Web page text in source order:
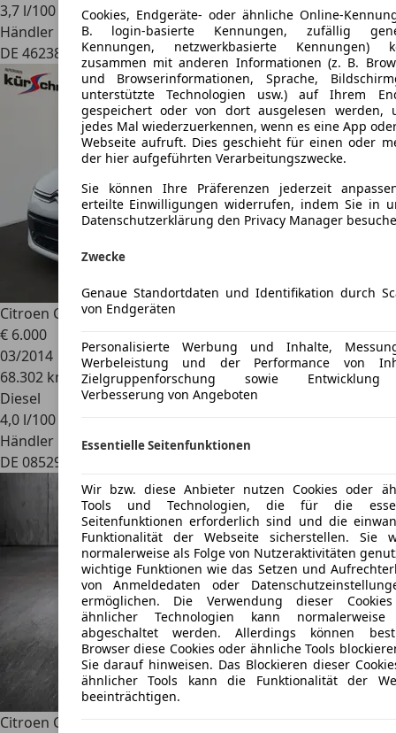
3,7 l/100 km (komb.)
Händler
DE 46238
Bottrop
Citroen C4
Picasso e-HDi 115 Seduction Kupplungsschaden
€ 6.000
03/2014
68.302 km
Diesel
4,0 l/100 km (komb.)
Händler
DE 08529
Citroen C5 Aircross
Cookies, Endgeräte- oder ähnliche Online-
B. login-basierte Kennungen, zufällig
Kennungen, netzwerkbasierte Kennungen)
zusammen mit anderen Informationen (z. B.
und Browserinformationen, Sprache,
unterstützte Technologien usw.) auf Ihrem
gespeichert oder von dort ausgelesen werden,
jedes Mal wiederzuerkennen, wenn es eine App
Webseite aufruft. Dies geschieht für einen oder
der hier aufgeführten Verarbeitungszwecke.
Sie können Ihre Präferenzen jederzeit
erteilte Einwilligungen widerrufen, indem Sie in
Datenschutzerklärung den Privacy Manager
Zwecke
Genaue Standortdaten und Identifikation durch
von Endgeräten
Personalisierte Werbung und Inhalte,
Werbeleistung und der Performance von
Zielgruppenforschung sowie
Verbesserung von Angeboten
Essentielle Seitenfunktionen
Wir bzw. diese Anbieter nutzen Cookies oder
Tools und Technologien, die für die
Seitenfunktionen erforderlich sind und die
Funktionalität der Webseite sicherstellen. Sie
normalerweise als Folge von Nutzeraktivitäten
wichtige Funktionen wie das Setzen und
von Anmeldedaten oder
ermöglichen. Die Verwendung dieser
ähnlicher Technologien kann
abgeschaltet werden. Allerdings können
Browser diese Cookies oder ähnliche Tools
Sie darauf hinweisen. Das Blockieren dieser
ähnlicher Tools kann die Funktionalität der
beeinträchtigen.